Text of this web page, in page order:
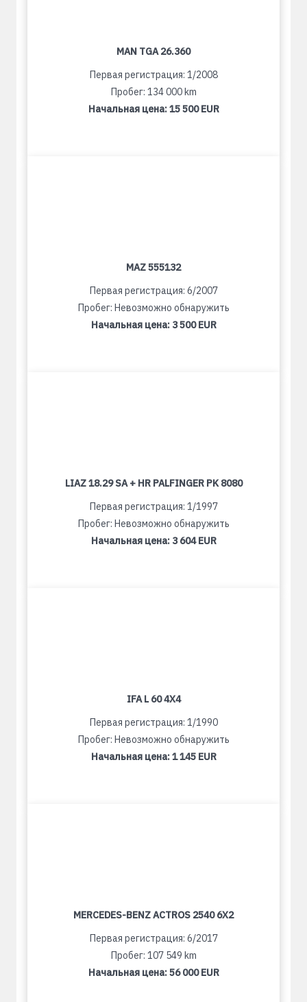
MAN TGA 26.360
Первая регистрация: 1/2008
Пробег: 134 000 km
Начальная цена:15 500 EUR
MAZ 555132
Первая регистрация: 6/2007
Пробег: Невозможно обнаружить
Начальная цена: 3 500 EUR
LIAZ 18.29 SA + HR PALFINGER PK 8080
Первая регистрация: 1/1997
Пробег: Невозможно обнаружить
Начальная цена: 3 604 EUR
IFA L 60 4X4
Первая регистрация: 1/1990
Пробег: Невозможно обнаружить
Начальная цена:1 145 EUR
MERCEDES-BENZ ACTROS 2540 6X2
Первая регистрация: 6/2017
Пробег: 107 549 km
Начальная цена:56 000 EUR